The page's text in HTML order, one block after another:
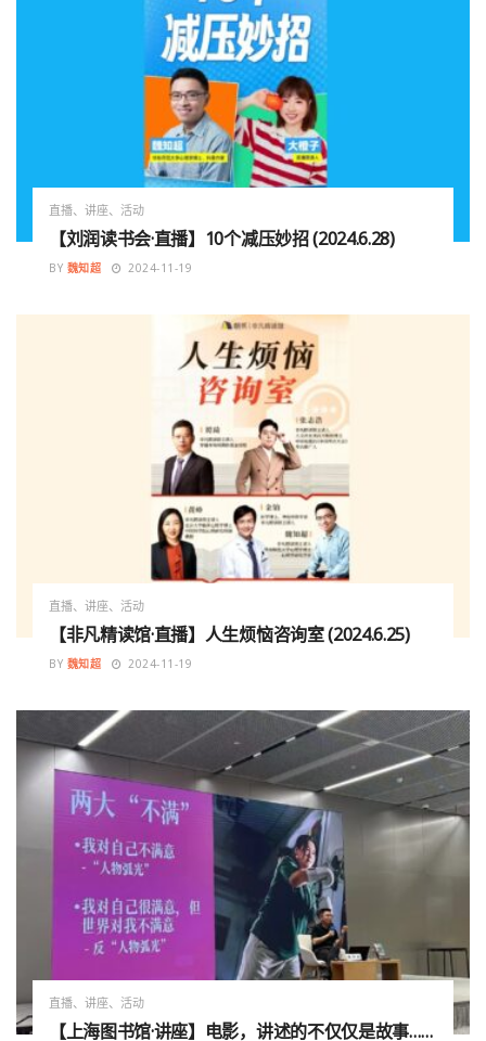
直播、讲座、活动
【刘润读书会·直播】10个减压妙招 (2024.6.28)
BY 魏知超 2024-11-19
直播、讲座、活动
【非凡精读馆·直播】人生烦恼咨询室 (2024.6.25)
BY 魏知超 2024-11-19
直播、讲座、活动
【上海图书馆·讲座】电影，讲述的不仅仅是故事……